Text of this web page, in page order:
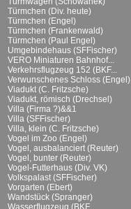
Türmchen (Div. heute)
Türmchen (Engel)
Türmchen (Frankenwald)
Türmchen (Paul Engel)
Umgebindehaus (SFFischer)
VERO Miniaturen Bahnhof...
Verkehrsflugzeug 152 (BKF...
Verwunschenes Schloss (Engel)
Viadukt (C. Fritzsche)
Viadukt, römisch (Drechsel)
Villa (Firma ?)&&1
Villa (SFFischer)
Villa, klein (C. Fritzsche)
Vogel im Zoo (Engel)
Vogel, ausbalanciert (Reuter)
Vogel, bunter (Reuter)
Vogel-Futterhaus (Div. VK)
Volkspalast (SFFischer)
Vorgarten (Ebert)
Wandstück (Spranger)
Wasserflugzeug (BKF